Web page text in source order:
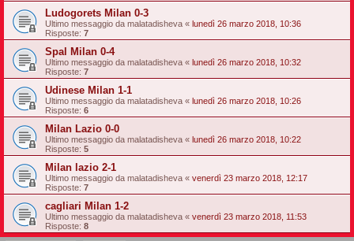
Ludogorets Milan 0-3
Ultimo messaggio da malatadisheva « lunedì 26 marzo 2018, 10:36
Risposte: 7
Spal Milan 0-4
Ultimo messaggio da malatadisheva « lunedì 26 marzo 2018, 10:32
Risposte: 7
Udinese Milan 1-1
Ultimo messaggio da malatadisheva « lunedì 26 marzo 2018, 10:26
Risposte: 6
Milan Lazio 0-0
Ultimo messaggio da malatadisheva « lunedì 26 marzo 2018, 10:22
Risposte: 5
Milan lazio 2-1
Ultimo messaggio da malatadisheva « venerdì 23 marzo 2018, 12:17
Risposte: 7
cagliari Milan 1-2
Ultimo messaggio da malatadisheva « venerdì 23 marzo 2018, 11:53
Risposte: 8